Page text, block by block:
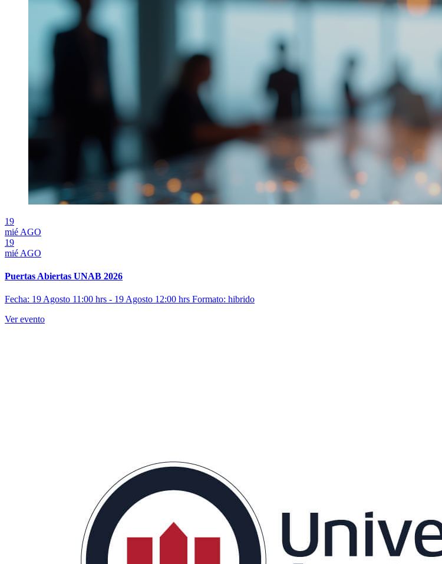
19
mié AGO
19
mié AGO
Puertas Abiertas UNAB 2026
Fecha: 19 Agosto 11:00 hrs - 19 Agosto 12:00 hrs Formato: hibrido
Ver evento